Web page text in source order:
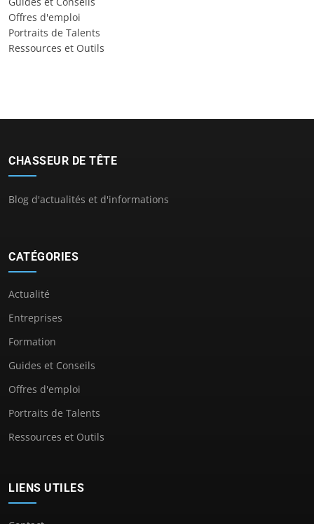
Offres d'emploi
Portraits de Talents
Ressources et Outils
CHASSEUR DE TÊTE
Blog d'actualités et d'informations
CATÉGORIES
Actualité
Entreprises
Formation
Guides et Conseils
Offres d'emploi
Portraits de Talents
Ressources et Outils
LIENS UTILES